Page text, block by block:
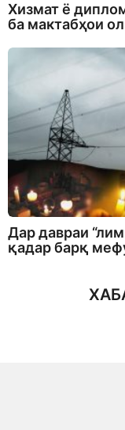
Хизмат ё
ба мактабҳои
Дар давраи
қадар барқ